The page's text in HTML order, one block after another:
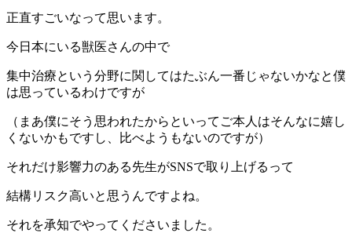
正直すごいなって思います。
今日本にいる獣医さんの中で
集中治療という分野に関してはたぶん一番じゃないかなと僕
は思っているわけですが
（まあ僕にそう思われたからといってご本人はそんなに嬉し
くないかもですし、比べようもないのですが）
それだけ影響力のある先生がSNSで取り上げるって
結構リスク高いと思うんですよね。
それを承知でやってくださいました。